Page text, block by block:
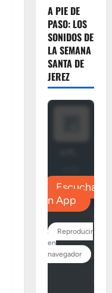
A PIE DE
PASO: LOS
SONIDOS DE
LA SEMANA
SANTA DE
JEREZ